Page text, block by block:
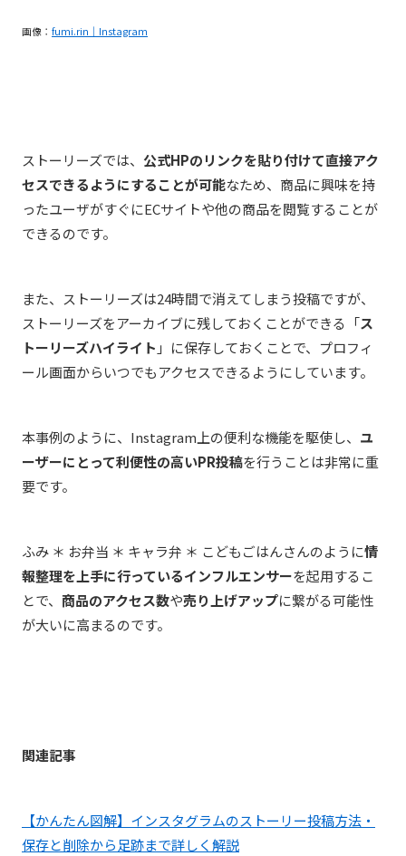
画像： fumi.rin｜Instagram
ストーリーズでは、 公式HPのリンクを貼り付けて直接アク
セスできるようにすることが可能なため、商品に興味を持
ったユーザがすぐにECサイトや他の商品を閲覧することが
できるのです。
また、ストーリーズは24時間で消えてしまう投稿ですが、
ストーリーズをアーカイブに残しておくことができる「ス
トーリーズハイライト 」に保存しておくことで、プロフィ
ール画面からいつでもアクセスできるようにしています。
本事例のように、Instagram上の便利な機能を駆使し、 ユ
ーザーにとって利便性の高いPR投稿を行うことは非常に重
要です。
ふみ ＊ お弁当 ＊ キャラ弁 ＊ こどもごはんさんのように情
報整理を上手に行っているインフルエンサーを起用するこ
とで、 商品のアクセス数や売り上げアップに繋がる可能性
が大いに高まるのです。
関連記事
【かんたん図解】インスタグラムのストーリー投稿方法・
保存と削除から足跡まで詳しく解説